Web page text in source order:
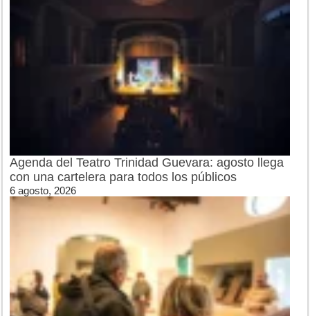
Agenda del Teatro Trinidad Guevara: agosto llega
con una cartelera para todos los públicos
6 agosto, 2026